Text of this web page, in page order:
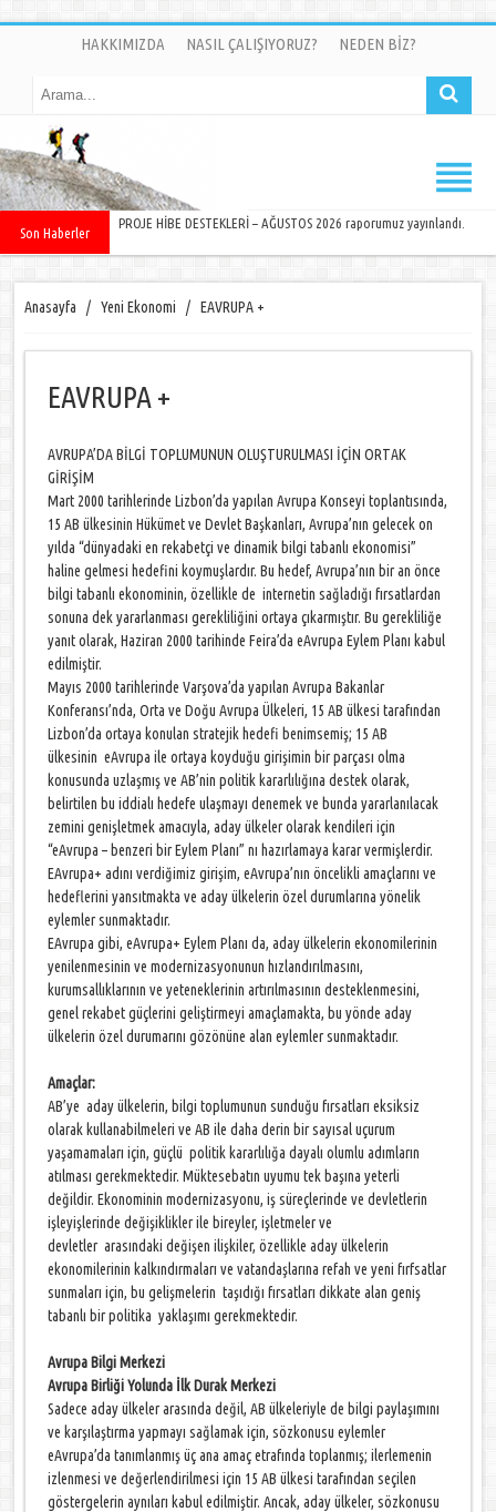
HAKKIMIZDA NASIL ÇALIŞIYORUZ? NEDEN BİZ?
Son Haberler
PROJE HİBE DESTEKLERİ – AĞUSTOS 2026 raporumuz yayınlandı.
Anasayfa / Yeni Ekonomi / EAVRUPA +
EAVRUPA +
AVRUPA’DA BİLGİ TOPLUMUNUN OLUŞTURULMASI İÇİN ORTAK
GİRİŞİM
Mart 2000 tarihlerinde Lizbon’da yapılan Avrupa Konseyi toplantısında,
15 AB ülkesinin Hükümet ve Devlet Başkanları, Avrupa’nın gelecek on
yılda “dünyadaki en rekabetçi ve dinamik bilgi tabanlı ekonomisi”
haline gelmesi hedefini koymuşlardır. Bu hedef, Avrupa’nın bir an önce
bilgi tabanlı ekonominin, özellikle de internetin sağladığı fırsatlardan
sonuna dek yararlanması gerekliliğini ortaya çıkarmıştır. Bu gerekliliğe
yanıt olarak, Haziran 2000 tarihinde Feira’da eAvrupa Eylem Planı kabul
edilmiştir.
Mayıs 2000 tarihlerinde Varşova’da yapılan Avrupa Bakanlar
Konferansı’nda, Orta ve Doğu Avrupa Ülkeleri, 15 AB ülkesi tarafından
Lizbon’da ortaya konulan stratejik hedefi benimsemiş; 15 AB
ülkesinin eAvrupa ile ortaya koyduğu girişimin bir parçası olma
konusunda uzlaşmış ve AB’nin politik kararlılığına destek olarak,
belirtilen bu iddialı hedefe ulaşmayı denemek ve bunda yararlanılacak
zemini genişletmek amacıyla, aday ülkeler olarak kendileri için
“eAvrupa – benzeri bir Eylem Planı” nı hazırlamaya karar vermişlerdir.
EAvrupa+ adını verdiğimiz girişim, eAvrupa’nın öncelikli amaçlarını ve
hedeflerini yansıtmakta ve aday ülkelerin özel durumlarına yönelik
eylemler sunmaktadır.
EAvrupa gibi, eAvrupa+ Eylem Planı da, aday ülkelerin ekonomilerinin
yenilenmesinin ve modernizasyonunun hızlandırılmasını,
kurumsallıklarının ve yeteneklerinin artırılmasının desteklenmesini,
genel rekabet güçlerini geliştirmeyi amaçlamakta, bu yönde aday
ülkelerin özel durumarını gözönüne alan eylemler sunmaktadır.
Amaçlar:
AB’ye aday ülkelerin, bilgi toplumunun sunduğu fırsatları eksiksiz
olarak kullanabilmeleri ve AB ile daha derin bir sayısal uçurum
yaşamamaları için, güçlü politik kararlılığa dayalı olumlu adımların
atılması gerekmektedir. Müktesebatın uyumu tek başına yeterli
değildir. Ekonominin modernizasyonu, iş süreçlerinde ve devletlerin
işleyişlerinde değişiklikler ile bireyler, işletmeler ve
devletler arasındaki değişen ilişkiler, özellikle aday ülkelerin
ekonomilerinin kalkındırmaları ve vatandaşlarına refah ve yeni fırfsatlar
sunmaları için, bu gelişmelerin taşıdığı fırsatları dikkate alan geniş
tabanlı bir politika yaklaşımı gerekmektedir.
Avrupa Bilgi Merkezi
Avrupa Birliği Yolunda İlk Durak Merkezi
Sadece aday ülkeler arasında değil, AB ülkeleriyle de bilgi paylaşımını
ve karşılaştırma yapmayı sağlamak için, sözkonusu eylemler
eAvrupa’da tanımlanmış üç ana amaç etrafında toplanmış; ilerlemenin
izlenmesi ve değerlendirilmesi için 15 AB ülkesi tarafından seçilen
göstergelerin aynıları kabul edilmiştir. Ancak, aday ülkeler, sözkonusu